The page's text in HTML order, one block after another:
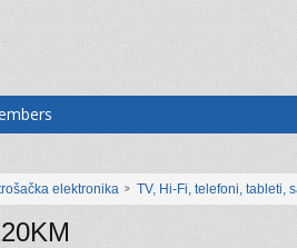
elektronika TV, Hi-Fi, telefoni, tableti,